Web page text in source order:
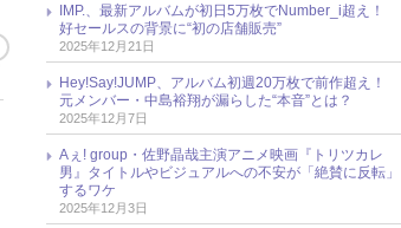
IMP.、最新アルバムが初日5万枚でNumber_i超え！
好セールスの背景に“初の店舗販売”
2025年12月21日
Hey!Say!JUMP、アルバム初週20万枚で前作超え！
元メンバー・中島裕翔が漏らした“本音”とは？
2025年12月7日
Aぇ! group・佐野晶哉主演アニメ映画『トリツカレ
男』タイトルやビジュアルへの不安が「絶賛に反転」
するワケ
2025年12月3日